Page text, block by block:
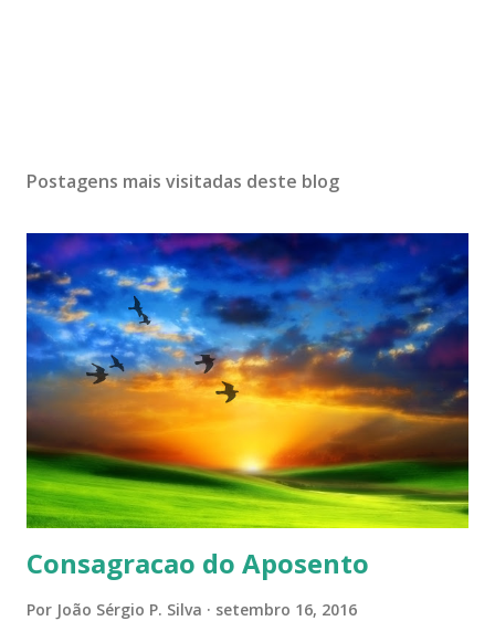
Postagens mais visitadas deste blog
Consagracao do Aposento
Por João Sérgio P. Silva setembro 16, 2016